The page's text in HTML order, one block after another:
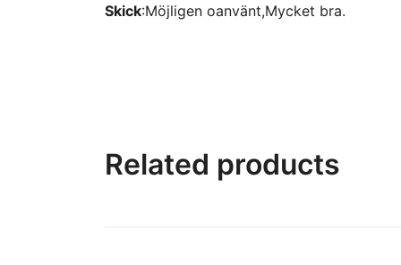
Skick:Möjligen oanvänt,Mycket bra.
Related products